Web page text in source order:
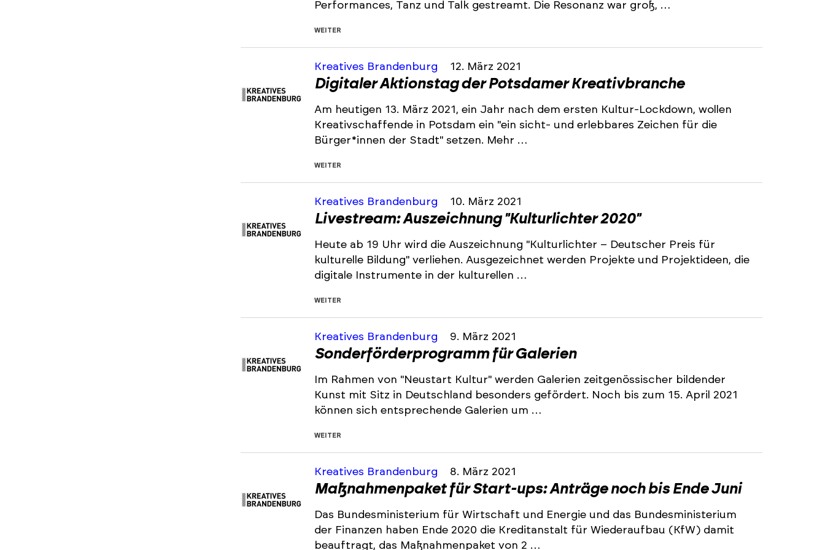
Performances, Tanz und Talk gestreamt. Die Resonanz war groß, …
WEITER
Kreatives Brandenburg 12. März 2021
Digitaler Aktionstag der Potsdamer Kreativbranche
Am heutigen 13. März 2021, ein Jahr nach dem ersten Kultur-Lockdown, wollen
Kreativschaffende in Potsdam ein "ein sicht- und erlebbares Zeichen für die
Bürger*innen der Stadt" setzen. Mehr …
WEITER
Kreatives Brandenburg 10. März 2021
Livestream: Auszeichnung "Kulturlichter 2020"
Heute ab 19 Uhr wird die Auszeichnung "Kulturlichter – Deutscher Preis für
kulturelle Bildung" verliehen. Ausgezeichnet werden Projekte und Projektideen, die
digitale Instrumente in der kulturellen …
WEITER
Kreatives Brandenburg 9. März 2021
Sonderförderprogramm für Galerien
Im Rahmen von "Neustart Kultur" werden Galerien zeitgenössischer bildender
Kunst mit Sitz in Deutschland besonders gefördert. Noch bis zum 15. April 2021
können sich entsprechende Galerien um …
WEITER
Kreatives Brandenburg 8. März 2021
Maßnahmenpaket für Start-ups: Anträge noch bis Ende Juni
Das Bundesministerium für Wirtschaft und Energie und das Bundesministerium
der Finanzen haben Ende 2020 die Kreditanstalt für Wiederaufbau (KfW) damit
beauftragt, das Maßnahmenpaket von 2 …